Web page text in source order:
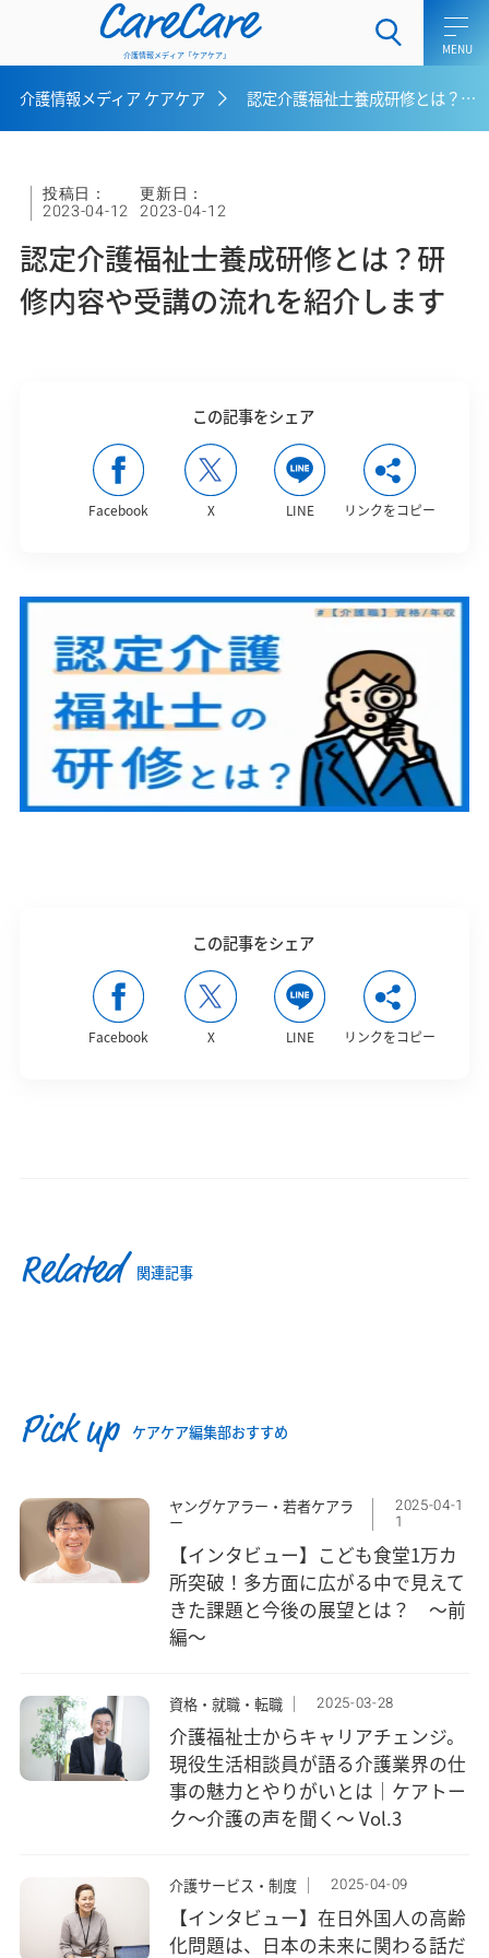
CareCare
介護情報メディア「ケアケア」
ホーム
介護士向けコラム
一般介護向けコラム
ケアラー向けコラム
お問い合わせ
介護情報メディア ケアケア 認定介護福祉士養成研修とは？研修内容や受講の流れを紹介します
投稿日：
2023-04-12
更新日：
2023-04-12
認定介護福祉士養成研修とは？研
修内容や受講の流れを紹介します
この記事をシェア
Facebook X LINE リンクをコピー
この記事をシェア
Facebook X LINE リンクをコピー
Related 関連記事
Pick up ケアケア編集部おすすめ
ヤングケアラー・若者ケアラ
ー
2025-04-1
1
【インタビュー】こども食堂1万カ
所突破！多方面に広がる中で見えて
きた課題と今後の展望とは？ ～前
編～
資格・就職・転職 2025-03-28
介護福祉士からキャリアチェンジ。
現役生活相談員が語る介護業界の仕
事の魅力とやりがいとは｜ケアトー
ク〜介護の声を聞く〜 Vol.3
介護サービス・制度 2025-04-09
【インタビュー】在日外国人の高齢
化問題は、日本の未来に関わる話だ